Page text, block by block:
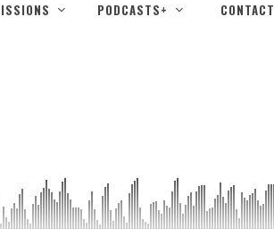
PODCASTS+ CONTACT